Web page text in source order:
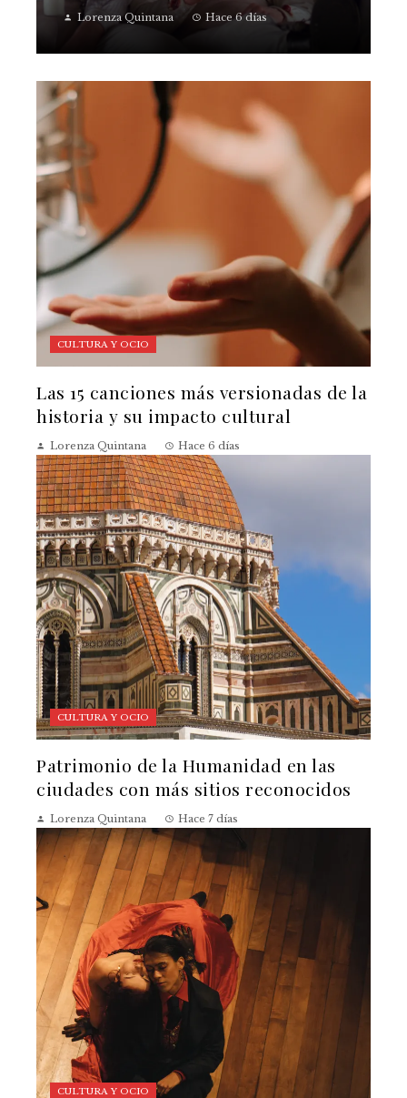
Lorenza Quintana Hace 6 días
CULTURA Y OCIO
Las 15 canciones más versionadas de la
historia y su impacto cultural
Lorenza Quintana Hace 6 días
CULTURA Y OCIO
Patrimonio de la Humanidad en las
ciudades con más sitios reconocidos
Lorenza Quintana Hace 7 días
CULTURA Y OCIO